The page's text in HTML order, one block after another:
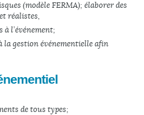
(modèle FERMA) ; élaborer des
réalistes,
l’événement ;
la gestion événementielle afin
de tous types ;